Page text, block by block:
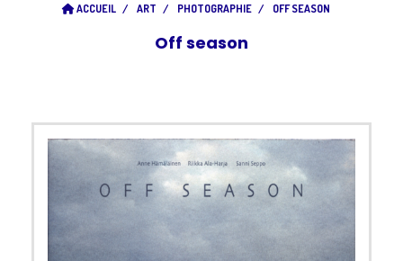
ACCUEIL ART PHOTOGRAPHIE OFF SEASON
Off season